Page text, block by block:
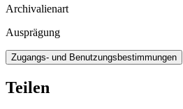
Archivalienart
Ausprägung
Zugangs- und Benutzungsbestimmungen
Teilen